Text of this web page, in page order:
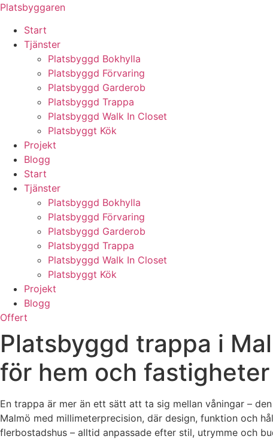
Skip
content
Platsbyggaren
Start
Tjänster
Platsbyggd Bokhylla
Platsbyggd Förvaring
Platsbyggd Garderob
Platsbyggd Trappa
Platsbyggd Walk In Closet
Platsbyggt Kök
Projekt
Blogg
Start
Tjänster
Platsbyggd Bokhylla
Platsbyggd Förvaring
Platsbyggd Garderob
Platsbyggd Trappa
Platsbyggd Walk In Closet
Platsbyggt Kök
Projekt
Blogg
Offert
Platsbyggd trappa i
för hem och fastigheter
En trappa är mer än ett sätt att ta sig mellan våningar –
Malmö med millimeterprecision, där design, funktion och
flerbostadshus – alltid anpassade efter stil, utrymme och